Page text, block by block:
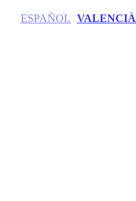
ESPAÑOL VALENCIÀ